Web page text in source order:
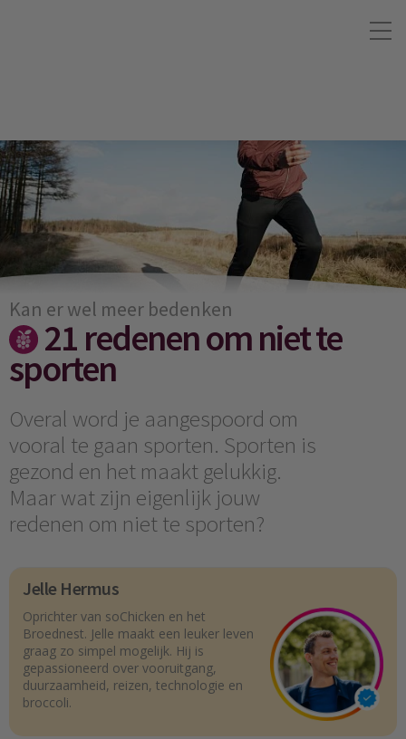
Kan er wel meer bedenken
21 redenen om niet te
sporten
Overal word je aangespoord om
vooral te gaan sporten. Sporten is
gezond en het maakt gelukkig.
Maar wat zijn eigenlijk jouw
redenen om niet te sporten?
Jelle Hermus
Oprichter van soChicken en het
Broednest. Jelle maakt een leuker leven
graag zo simpel mogelijk. Hij is
gepassioneerd over vooruitgang,
duurzaamheid, reizen, technologie en
broccoli.